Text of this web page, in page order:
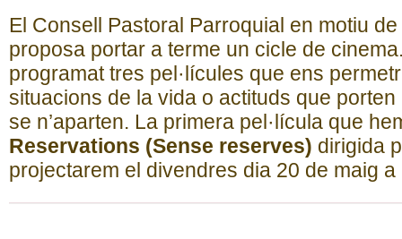
El Consell Pastoral Parroquial en motiu
proposa portar a terme un cicle de
programat tres pel·lícules que ens
situacions de la vida o actituds que
se n’aparten. La primera pel·lícula que
Reservations (Sense reserves) dirigida
projectarem el divendres dia 20 de maig